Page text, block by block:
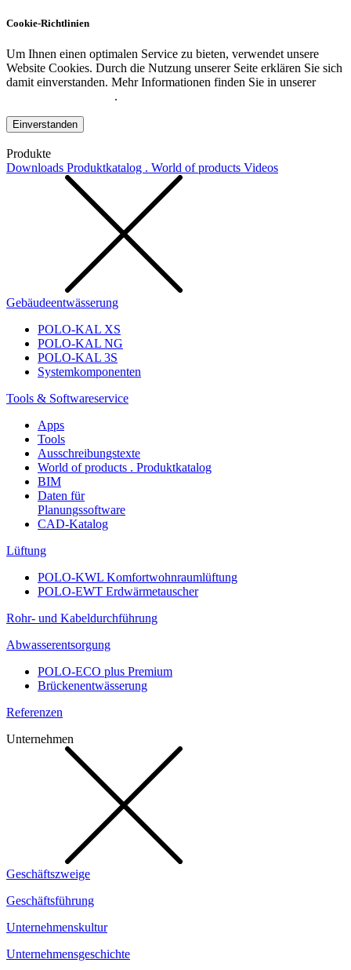
Cookie-Richtlinien
Um Ihnen einen optimalen Service zu bieten, verwendet unsere
Website Cookies. Durch die Nutzung unserer Seite erklären Sie sich
damit einverstanden. Mehr Informationen finden Sie in unserer
.
Einverstanden
Produkte
Downloads Produktkatalog . World of products Videos
Gebäudeentwässerung
POLO-KAL XS
POLO-KAL NG
POLO-KAL 3S
Systemkomponenten
Tools & Softwareservice
Apps
Tools
Ausschreibungstexte
World of products . Produktkatalog
BIM
Daten für
Planungssoftware
CAD-Katalog
Lüftung
POLO-KWL Komfortwohnraumlüftung
POLO-EWT Erdwärmetauscher
Rohr- und Kabeldurchführung
Abwasserentsorgung
POLO-ECO plus Premium
Brückenentwässerung
Referenzen
Unternehmen
Geschäftszweige
Geschäftsführung
Unternehmenskultur
Unternehmensgeschichte